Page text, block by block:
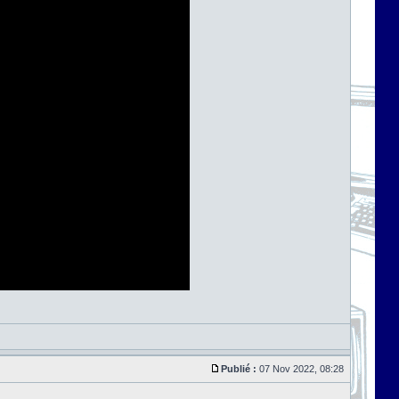
Publié : 07 Nov 2022, 08:28